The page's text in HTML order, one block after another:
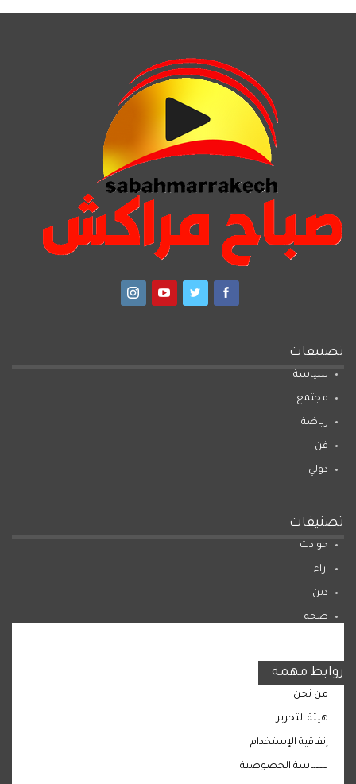
تصنيفات
سياسة
مجتمع
رياضة
فن
دولي
تصنيفات
حوادث
اراء
دين
صحة
روابط مهمة
من نحن
هيئة التحرير
إتفاقية الإستخدام
سياسة الخصوصية